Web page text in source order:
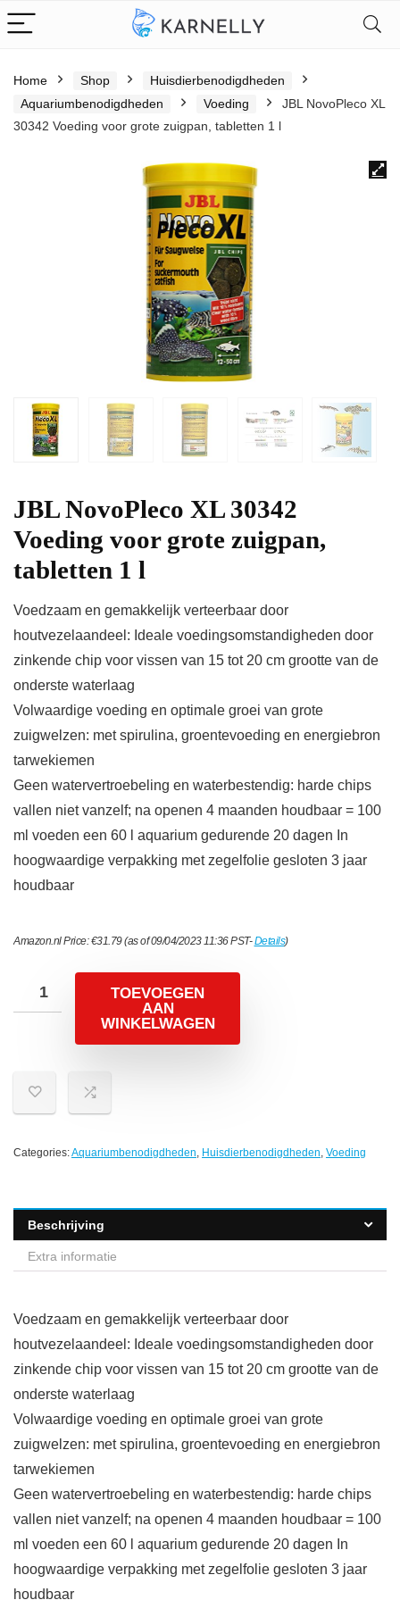
Home Shop
Huisdierbenodigdheden
Aquariumbenodigdheden
Voeding
JBL NovoPleco XL
30342 Voeding voor grote zuigpan, tabletten 1 l
JBL NovoPleco XL 30342
Voeding voor grote zuigpan,
tabletten 1 l
Voedzaam en gemakkelijk verteerbaar door
houtvezelaandeel: Ideale voedingsomstandigheden door
zinkende chip voor vissen van 15 tot 20 cm grootte van de
onderste waterlaag
Volwaardige voeding en optimale groei van grote
zuigwelzen: met spirulina, groentevoeding en energiebron
tarwekiemen
Geen watervertroebeling en waterbestendig: harde chips
vallen niet vanzelf; na openen 4 maanden houdbaar = 100
ml voeden een 60 l aquarium gedurende 20 dagen In
hoogwaardige verpakking met zegelfolie gesloten 3 jaar
houdbaar
Amazon.nl Price:€31.79(as of 09/04/2023 11:36 PST-Details)
TOEVOEGEN
AAN
WINKELWAGEN
Categories:Aquariumbenodigdheden, Huisdierbenodigdheden, Voeding
Beschrijving
Extra informatie
Voedzaam en gemakkelijk verteerbaar door
houtvezelaandeel: Ideale voedingsomstandigheden door
zinkende chip voor vissen van 15 tot 20 cm grootte van de
onderste waterlaag
Volwaardige voeding en optimale groei van grote
zuigwelzen: met spirulina, groentevoeding en energiebron
tarwekiemen
Geen watervertroebeling en waterbestendig: harde chips
vallen niet vanzelf; na openen 4 maanden houdbaar = 100
ml voeden een 60 l aquarium gedurende 20 dagen In
hoogwaardige verpakking met zegelfolie gesloten 3 jaar
houdbaar